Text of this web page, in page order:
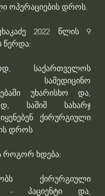
ოპერაციების დროს.
2022 წლის 9
წერდა:
საქართველოს
სამედიცინო
უხარისხო და,
საშიშ სახარჯ
ქირურგიული
დროს
როგორ ხდება:
ქირურგიული
- პაციენტი და,